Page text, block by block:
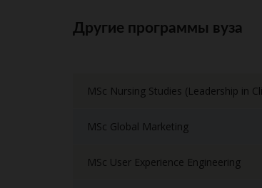
Другие программы вуза
MSc Nursing Studies (Leadership in
MSc Global Marketing
MSc User Experience Engineering